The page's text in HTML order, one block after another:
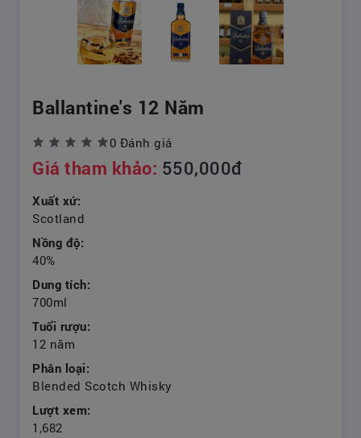
Ballantine's 12 Năm
0 Đánh giá
Giá tham khảo: 550,000đ
Xuất xứ:
Scotland
Nồng độ:
40%
Dung tích:
700ml
Tuổi rượu:
12 năm
Phân loại:
Blended Scotch Whisky
Lượt xem:
1,682